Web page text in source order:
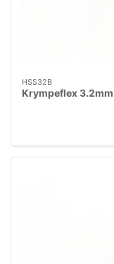
HSS32B
Krympeflex